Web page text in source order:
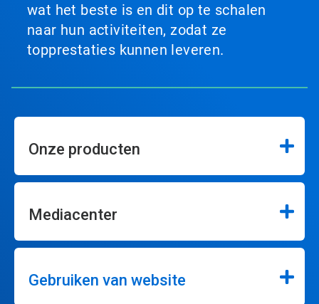
wat het beste is en dit op te schalen
naar hun activiteiten, zodat ze
topprestaties kunnen leveren.
Onze producten
Mediacenter
Gebruiken van website